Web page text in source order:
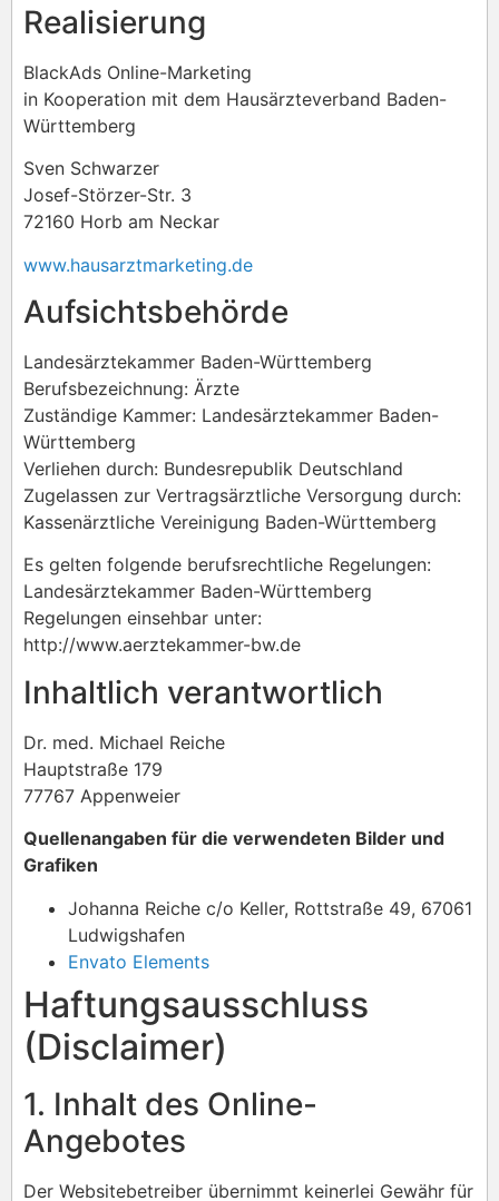
Realisierung
BlackAds Online-Marketing
in Kooperation mit dem Hausärzteverband Baden-
Württemberg
Sven Schwarzer
Josef-Störzer-Str. 3
72160 Horb am Neckar
www.hausarztmarketing.de
Aufsichtsbehörde
Landesärztekammer Baden-Württemberg
Berufsbezeichnung: Ärzte
Zuständige Kammer: Landesärztekammer Baden-
Württemberg
Verliehen durch: Bundesrepublik Deutschland
Zugelassen zur Vertragsärztliche Versorgung durch:
Kassenärztliche Vereinigung Baden-Württemberg
Es gelten folgende berufsrechtliche Regelungen:
Landesärztekammer Baden-Württemberg
Regelungen einsehbar unter:
http://www.aerztekammer-bw.de
Inhaltlich verantwortlich
Dr. med. Michael Reiche
Hauptstraße 179
77767 Appenweier
Quellenangaben für die verwendeten Bilder und
Grafiken
Johanna Reiche c/o Keller, Rottstraße 49, 67061
Ludwigshafen
Envato Elements
Haftungsausschluss
(Disclaimer)
1. Inhalt des Online-
Angebotes
Der Websitebetreiber übernimmt keinerlei Gewähr für